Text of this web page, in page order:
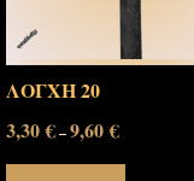
ΛΟΓΧΗ 20
3,30€–9,60€